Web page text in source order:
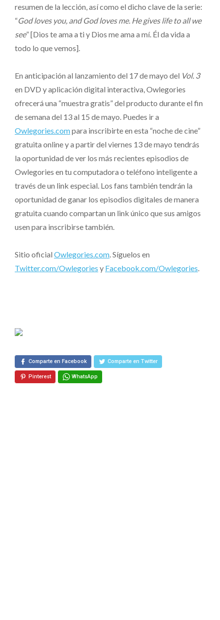
resumen de la lección, así como el dicho clave de la serie:
“God loves you, and God loves me. He gives life to all we
see” [Dios te ama a ti y Dios me ama a mí. Él da vida a
todo lo que vemos].
En anticipación al lanzamiento del 17 de mayo del Vol. 3
en DVD y aplicación digital interactiva, Owlegories
ofrecerá una “muestra gratis” del producto durante el fin
de semana del 13 al 15 de mayo. Puedes ir a
Owlegories.compara inscribirte en esta “noche de cine”
gratuita online y a partir del viernes 13 de mayo tendrás
la oportunidad de ver los más recientes episodios de
Owlegories en tu computadora o teléfono inteligente a
través de un link especial. Los fans también tendrán la
oportunidad de ganar los episodios digitales de manera
gratuita cuando compartan un link único que sus amigos
usen para inscribirse también.
Sitio oficial Owlegories.com. Síguelos en
Twitter.com/Owlegories y Facebook.com/Owlegories.
Comparte en Facebook Comparte en Twitter
Pinterest WhatsApp